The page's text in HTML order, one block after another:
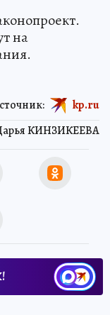
на
КИНЗИКЕЕВА
kp.ru